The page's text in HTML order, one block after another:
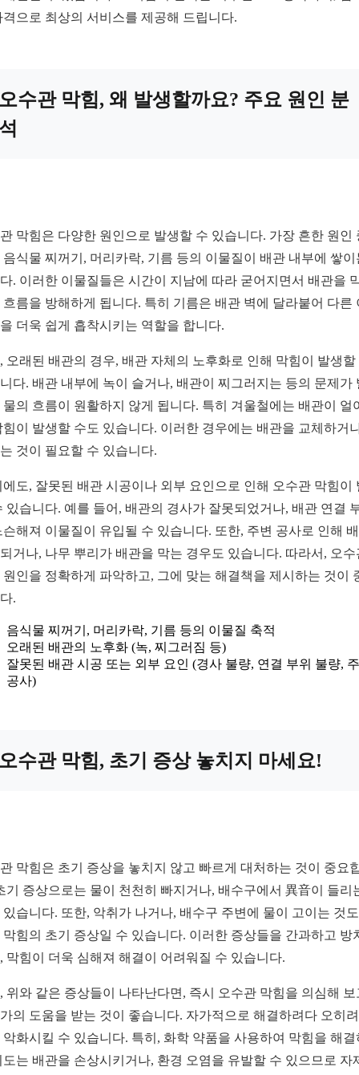
격으로 최상의 서비스를 제공해 드립니다.
수관 막힘, 왜 발생할까요? 주요 원인 분
막힘은 다양한 원인으로 발생할 수 있습니다. 가장 흔한 원인
음식물 찌꺼기, 머리카락, 기름 등의 이물질이 배관 내부에 쌓이
. 이러한 이물질들은 시간이 지남에 따라 굳어지면서 배관을
흐름을 방해하게 됩니다. 특히 기름은 배관 벽에 달라붙어 다른
더욱 쉽게 흡착시키는 역할을 합니다.
오래된 배관의 경우, 배관 자체의 노후화로 인해 막힘이 발생할
다. 배관 내부에 녹이 슬거나, 배관이 찌그러지는 등의 문제가
물의 흐름이 원활하지 않게 됩니다. 특히 겨울철에는 배관이 얼
힘이 발생할 수도 있습니다. 이러한 경우에는 배관을 교체하거
것이 필요할 수 있습니다.
에도, 잘못된 배관 시공이나 외부 요인으로 인해 오수관 막힘이
있습니다. 예를 들어, 배관의 경사가 잘못되었거나, 배관 연결
슨해져 이물질이 유입될 수 있습니다. 또한, 주변 공사로 인해
거나, 나무 뿌리가 배관을 막는 경우도 있습니다. 따라서, 오수
원인을 정확하게 파악하고, 그에 맞는 해결책을 제시하는 것이
.
음식물 찌꺼기, 머리카락, 기름 등의 이물질 축적
오래된 배관의 노후화 (녹, 찌그러짐 등)
잘못된 배관 시공 또는 외부 요인 (경사 불량, 연결 부위 불량,
공사)
수관 막힘, 초기 증상 놓치지 마세요!
막힘은 초기 증상을 놓치지 않고 빠르게 대처하는 것이 중요
기 증상으로는 물이 천천히 빠지거나, 배수구에서 異音이 들리
있습니다. 또한, 악취가 나거나, 배수구 주변에 물이 고이는 것
막힘의 초기 증상일 수 있습니다. 이러한 증상들을 간과하고 방
막힘이 더욱 심해져 해결이 어려워질 수 있습니다.
위와 같은 증상들이 나타난다면, 즉시 오수관 막힘을 의심해 보
의 도움을 받는 것이 좋습니다. 자가적으로 해결하려다 오히
악화시킬 수 있습니다. 특히, 화학 약품을 사용하여 막힘을 해결
도는 배관을 손상시키거나, 환경 오염을 유발할 수 있으므로 자